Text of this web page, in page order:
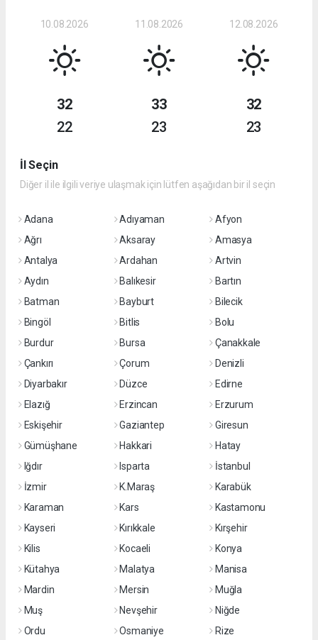
10.08.2026
32
22
11.08.2026
33
23
12.08.2026
32
23
İl Seçin
Diğer il ile ilgili veriye ulaşmak için lütfen aşağıdan bir il seçin
Adana Adıyaman
Afyon
Ağrı
Aksaray
Amasya
Antalya
Ardahan
Artvin
Aydın
Balıkesir
Bartın
Batman
Bayburt
Bilecik
Bingöl
Bitlis
Bolu
Burdur
Bursa
Çanakkale
Çankırı
Çorum
Denizli
Diyarbakır
Düzce
Edirne
Elazığ
Erzincan
Erzurum
Eskişehir
Gaziantep
Giresun
Gümüşhane
Hakkari
Hatay
Iğdır
Isparta
İstanbul
İzmir
K.Maraş
Karabük
Karaman
Kars
Kastamonu
Kayseri
Kırıkkale
Kırşehir
Kilis
Kocaeli
Konya
Kütahya
Malatya
Manisa
Mardin
Mersin
Muğla
Muş
Nevşehir
Niğde
Ordu
Osmaniye Rize